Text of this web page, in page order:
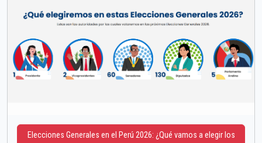
Elecciones Generales en el Perú 2026: ¿Qué vamos a elegir los